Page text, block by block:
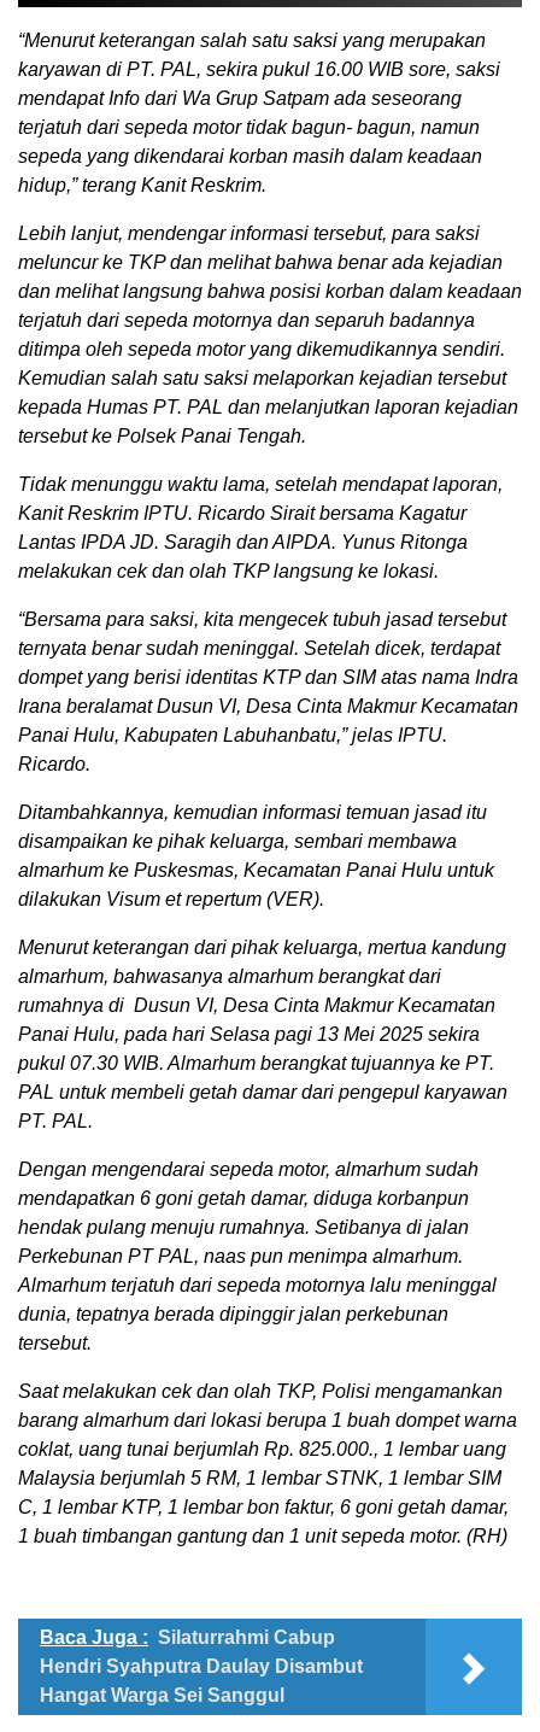
“Menurut keterangan salah satu saksi yang merupakan
karyawan di PT. PAL, sekira pukul 16.00 WIB sore, saksi
mendapat Info dari Wa Grup Satpam ada seseorang
terjatuh dari sepeda motor tidak bagun- bagun, namun
sepeda yang dikendarai korban masih dalam keadaan
hidup,” terang Kanit Reskrim.
Lebih lanjut, mendengar informasi tersebut, para saksi
meluncur ke TKP dan melihat bahwa benar ada kejadian
dan melihat langsung bahwa posisi korban dalam keadaan
terjatuh dari sepeda motornya dan separuh badannya
ditimpa oleh sepeda motor yang dikemudikannya sendiri.
Kemudian salah satu saksi melaporkan kejadian tersebut
kepada Humas PT. PAL dan melanjutkan laporan kejadian
tersebut ke Polsek Panai Tengah.
Tidak menunggu waktu lama, setelah mendapat laporan,
Kanit Reskrim IPTU. Ricardo Sirait bersama Kagatur
Lantas IPDA JD. Saragih dan AIPDA. Yunus Ritonga
melakukan cek dan olah TKP langsung ke lokasi.
“Bersama para saksi, kita mengecek tubuh jasad tersebut
ternyata benar sudah meninggal. Setelah dicek, terdapat
dompet yang berisi identitas KTP dan SIM atas nama Indra
Irana beralamat Dusun VI, Desa Cinta Makmur Kecamatan
Panai Hulu, Kabupaten Labuhanbatu,” jelas IPTU.
Ricardo.
Ditambahkannya, kemudian informasi temuan jasad itu
disampaikan ke pihak keluarga, sembari membawa
almarhum ke Puskesmas, Kecamatan Panai Hulu untuk
dilakukan Visum et repertum (VER).
Menurut keterangan dari pihak keluarga, mertua kandung
almarhum, bahwasanya almarhum berangkat dari
rumahnya di Dusun VI, Desa Cinta Makmur Kecamatan
Panai Hulu, pada hari Selasa pagi 13 Mei 2025 sekira
pukul 07.30 WIB. Almarhum berangkat tujuannya ke PT.
PAL untuk membeli getah damar dari pengepul karyawan
PT. PAL.
Dengan mengendarai sepeda motor, almarhum sudah
mendapatkan 6 goni getah damar, diduga korbanpun
hendak pulang menuju rumahnya. Setibanya di jalan
Perkebunan PT PAL, naas pun menimpa almarhum.
Almarhum terjatuh dari sepeda motornya lalu meninggal
dunia, tepatnya berada dipinggir jalan perkebunan
tersebut.
Saat melakukan cek dan olah TKP, Polisi mengamankan
barang almarhum dari lokasi berupa 1 buah dompet warna
coklat, uang tunai berjumlah Rp. 825.000., 1 lembar uang
Malaysia berjumlah 5 RM, 1 lembar STNK, 1 lembar SIM
C, 1 lembar KTP, 1 lembar bon faktur, 6 goni getah damar,
1 buah timbangan gantung dan 1 unit sepeda motor. (RH)
Baca Juga : Silaturrahmi Cabup
Hendri Syahputra Daulay Disambut
Hangat Warga Sei Sanggul